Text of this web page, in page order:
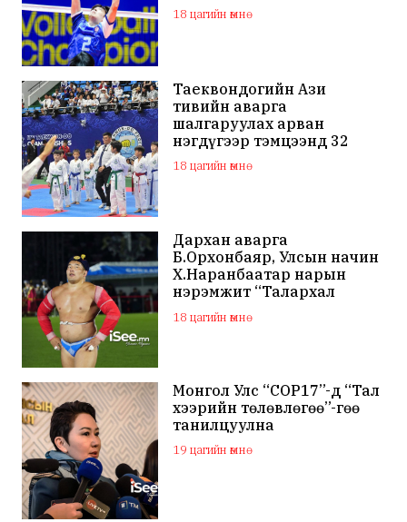
18 цагийн өмнө
Таеквондогийн Ази
тивийн аварга
шалгаруулах арван
нэгдүгээр тэмцээнд 32
орны тамирчид өрсөлдөж
байна
18 цагийн өмнө
Дархан аварга
Б.Орхонбаяр, Улсын начин
Х.Наранбаатар нарын
нэрэмжит “Талархал
хүндэтгэл” хүчит бөхийн
барилдаан болно
18 цагийн өмнө
Монгол Улс “COP17”-д “Тал
хээрийн төлөвлөгөө”-гөө
танилцуулна
19 цагийн өмнө